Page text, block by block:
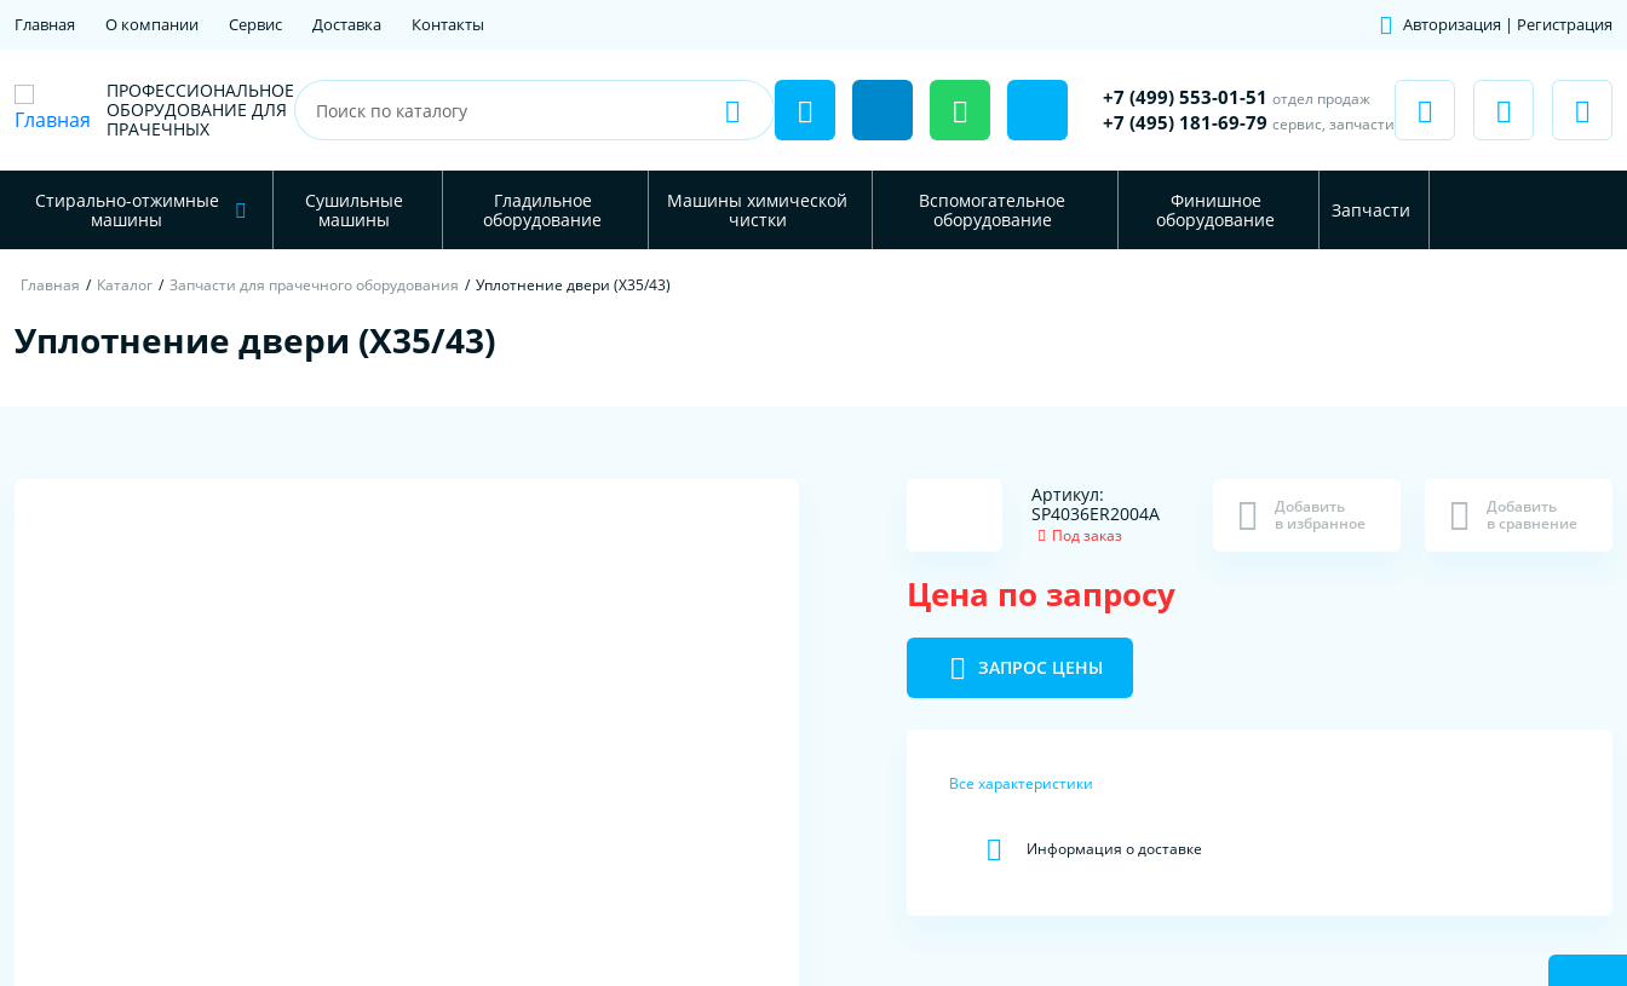
Главная О компании Сервис Доставка Контакты Авторизация | Регистрация
ПРОФЕССИОНАЛЬНОЕ
ОБОРУДОВАНИЕ ДЛЯ
ПРАЧЕЧНЫХ
+7 (499) 553-01-51 отдел продаж
+7 (495) 181-69-79 сервис, запчасти
Стирально-отжимные
машины
Сушильные
машины
Гладильное
оборудование
Машины химической
чистки
Вспомогательное
оборудование
Финишное
оборудование
Запчасти
Главная / Каталог / Запчасти для прачечного оборудования / Уплотнение двери (Х35/43)
Уплотнение двери (Х35/43)
Артикул:
SP4036ER2004A
Под заказ
Добавить
в избранное
Добавить
в сравнение
Цена по запросу
ЗАПРОС ЦЕНЫ
Все характеристики
Информация о доставке